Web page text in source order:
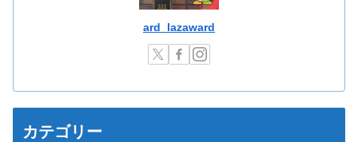
ard_lazaward
カテゴリー